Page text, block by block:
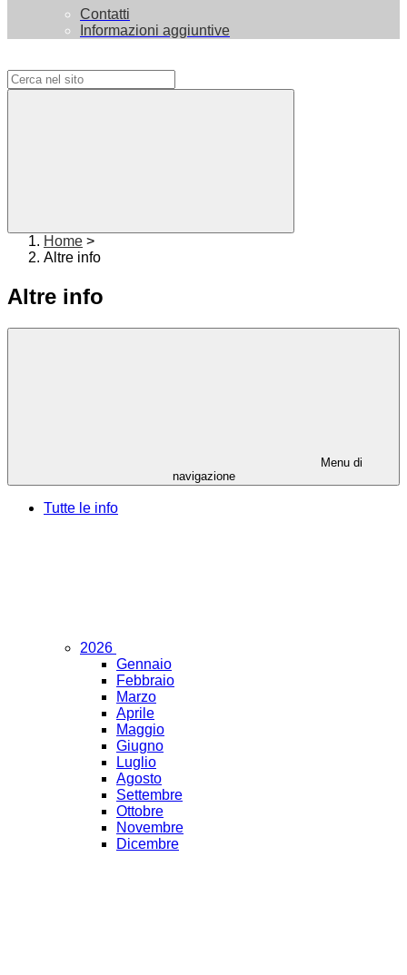
Contatti
Informazioni aggiuntive
Home >
Altre info
Altre info
Menu di
navigazione
Tutte le info
2026
Gennaio
Febbraio
Marzo
Aprile
Maggio
Giugno
Luglio
Agosto
Settembre
Ottobre
Novembre
Dicembre